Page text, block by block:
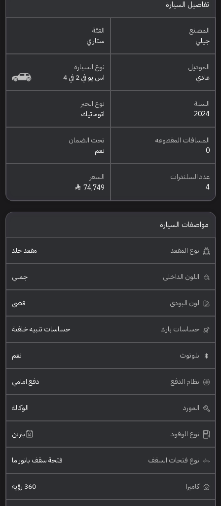
تفاصيل السيارة
المصنع
جيلي
الفئة
ستاراي
الموديل
عادي
نوع السيارة
اس يو في 2 في 4
السنة
2024
نوع الجير
اتوماتيك
المسافات المقطوعه
0
تحت الضمان
نعم
عدد السلندرات
4
السعر
74,749
مواصفات السيارة
نوع المقعد مقعد جلد
اللون الداخلي جملي
لون البودي فضي
حساسات بارك حساسات تنبيه خلفية
بلوتوث نعم
نظام الدفع دفع امامي
المورد الوكالة
نوع الوقود بنزين
نوع فتحات السقف فتحة سقف بانوراما
كاميرا 360 رؤية